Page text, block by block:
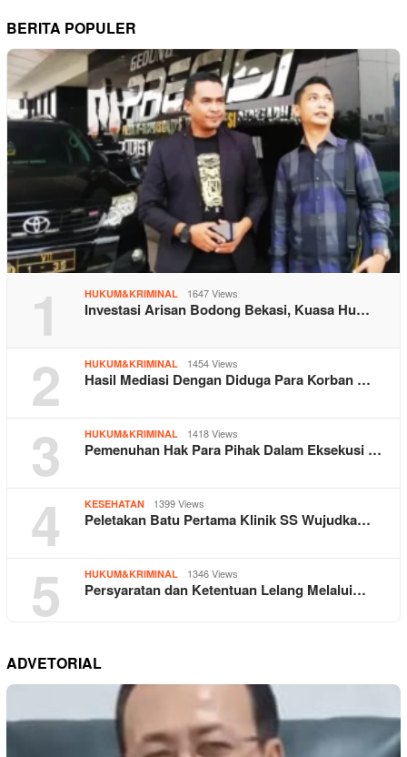
BERITA POPULER
1 HUKUM&KRIMINAL 1647 Views
Investasi Arisan Bodong Bekasi, Kuasa Hu…
2 HUKUM&KRIMINAL 1454 Views
Hasil Mediasi Dengan Diduga Para Korban …
3 HUKUM&KRIMINAL 1418 Views
Pemenuhan Hak Para Pihak Dalam Eksekusi …
4 KESEHATAN 1399 Views
Peletakan Batu Pertama Klinik SS Wujudka…
5 HUKUM&KRIMINAL 1346 Views
Persyaratan dan Ketentuan Lelang Melalui…
ADVETORIAL